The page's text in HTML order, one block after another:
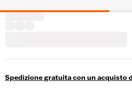
Spedizione gratuita con un acquisto